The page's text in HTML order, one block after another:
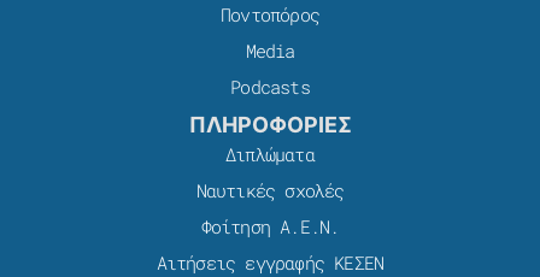
Ποντοπόρος
Media
Podcasts
ΠΛΗΡΟΦΟΡΙΕΣ
Διπλώματα
Ναυτικές σχολές
Φοίτηση Α.Ε.Ν.
Αιτήσεις εγγραφής ΚΕΣΕΝ